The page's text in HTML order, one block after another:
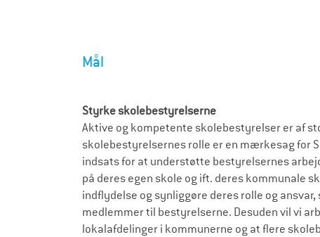
Mål
Styrke skolebestyrelserne
Aktive og kompetente skolebestyrelser er af
skolebestyrelsernes rolle er en mærkesag for
indsats for at understøtte bestyrelsernes
på deres egen skole og ift. deres kommunale
indflydelse og synliggøre deres rolle og
medlemmer til bestyrelserne. Desuden vil vi
lokalafdelinger i kommunerne og at flere